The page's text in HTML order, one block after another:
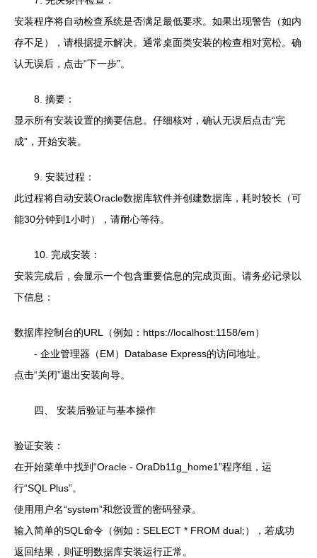
安装程序将自动检查系统是否满足最低要求。如果出现警告（如内
存不足），请根据提示解决。通常桌面类安装的检查相对宽松。确
认无误后，点击“下一步”。
8. 摘要：
显示所有安装设置的摘要信息。仔细核对，确认无误后点击“完
成”，开始安装。
9. 安装过程：
此过程将自动安装Oracle数据库软件并创建数据库，耗时较长（可
能30分钟到1小时），请耐心等待。
10. 完成安装：
安装完成后，会显示一个包含重要信息的完成页面。请务必记录以
下信息：
数据库控制台的URL（例如：https://localhost:1158/em）
- 企业管理器（EM）Database Express的访问地址。
点击“关闭”退出安装向导。
四、 安装后验证与基本操作
验证安装：
在开始菜单中找到“Oracle - OraDb11g_home1”程序组，运
行“SQL Plus”。
使用用户名“system”和您设置的密码登录。
输入简单的SQL命令（例如：SELECT * FROM dual;），若成功
返回结果，则证明数据库安装运行正常。